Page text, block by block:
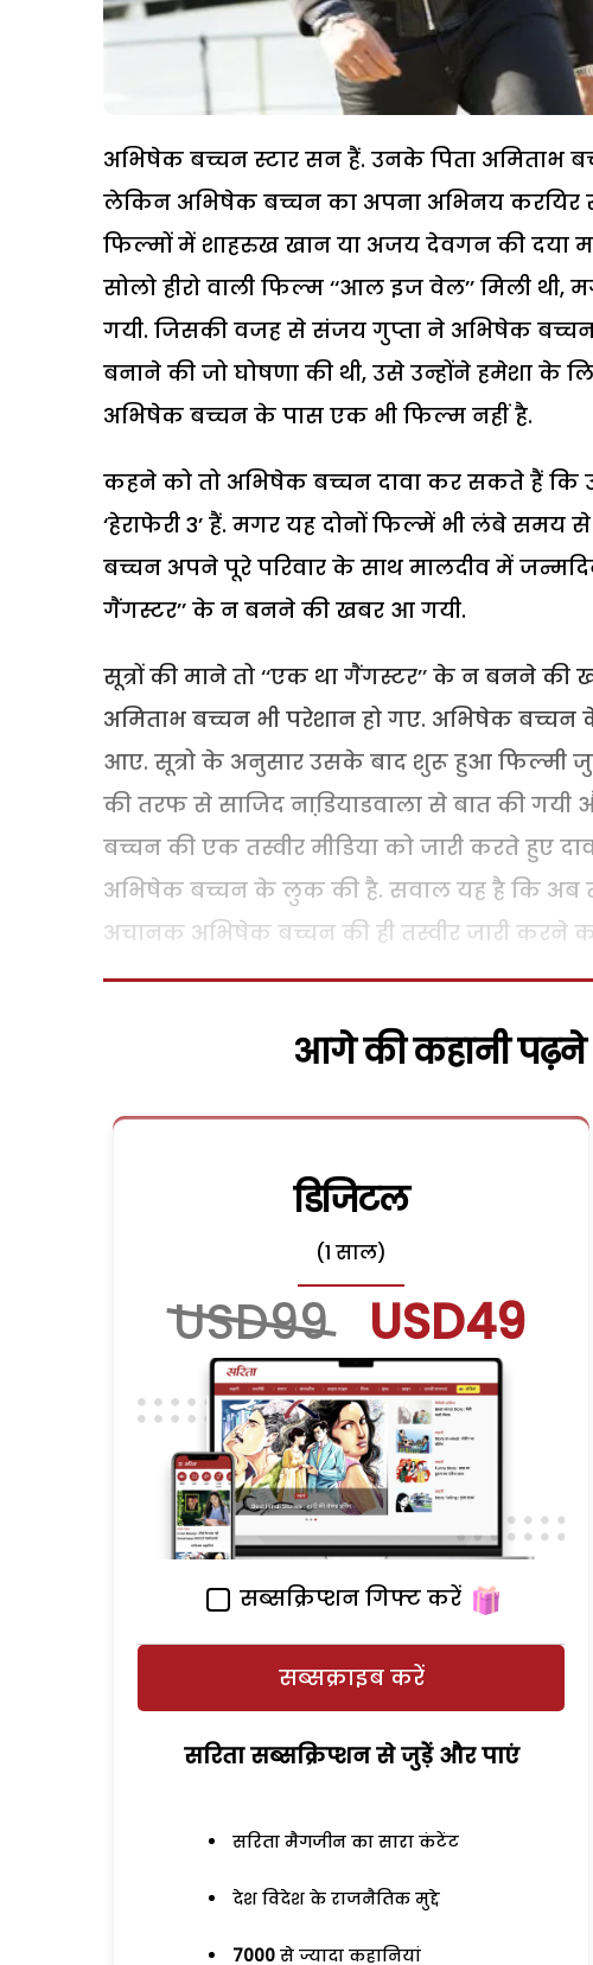
अभिषेक बच्चन स्टार सन हैं. उनके पिता अमिताभ
लेकिन अभिषेक बच्चन का अपना अभिनय करयिर
फिल्मों में शाहरुख खान या अजय देवगन की दया
सोलो हीरो वाली फिल्म ‘‘आल इज वेल’’ मिली
गयी. जिसकी वजह से संजय गुप्ता ने अभिषेक बच्चन
बनाने की जो घोषणा की थी, उसे उन्होंने हमेशा
अभिषेक बच्चन के पास एक भी फिल्म नहीं है.
कहने को तो अभिषेक बच्चन दावा कर सकते हैं कि
‘हेराफेरी 3’ हैं. मगर यह दोनों फिल्में भी लंबे
बच्चन अपने पूरे परिवार के साथ मालदीव में
गैंगस्टर’’ के न बनने की खबर आ गयी.
सूत्रों की माने तो ‘‘एक था गैंगस्टर’’ के न बनने
अमिताभ बच्चन भी परेशान हो गए. अभिषेक बच्चन
आए. सूत्रो के अनुसार उसके बाद शुरू हुआ फिल्मी
की तरफ से साजिद नाडि़याडवाला से बात की
बच्चन की एक तस्वीर मीडिया को जारी करते हुए
अभिषेक बच्चन के लुक की है. सवाल यह है कि अब
अचानक अभिषेक बच्चन की ही तस्वीर जारी करने
आगे की कहानी पढ़ने
डिजिटल
(1 साल)
USD99 USD49
सब्सक्रिप्शन गिफ्ट करें
सब्सक्राइब करें
सरिता सब्सक्रिप्शन से जुड़ेें और पाएं
सरिता मैगजीन का सारा कंटेंट
देश विदेश के राजनैतिक मुद्दे
7000 से ज्यादा कहानियां